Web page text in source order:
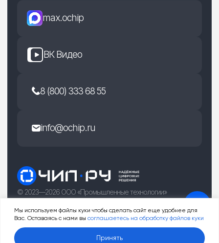
Мы используем файлы куки чтобы сделать сайт еще удобнее для
Вас. Оставаясь с нами вы соглашаетесь на обработку файлов куки
Принять
max.ochip
ВК Видео
8 (800) 333 68 55
info@ochip.ru
© 2023—2026 ООО «Промышленные технологии»